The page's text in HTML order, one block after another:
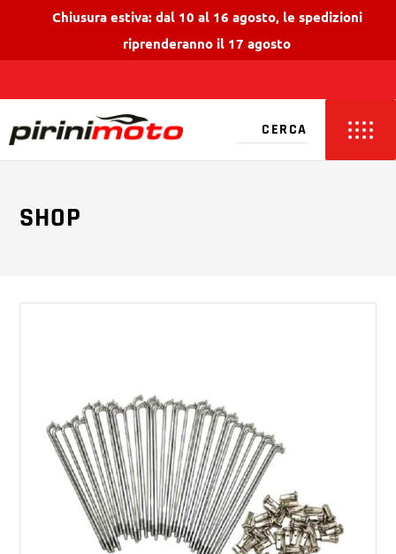
Chiusura estiva: dal 10 al 16 agosto, le spedizioni
riprenderanno il 17 agosto
SHOP